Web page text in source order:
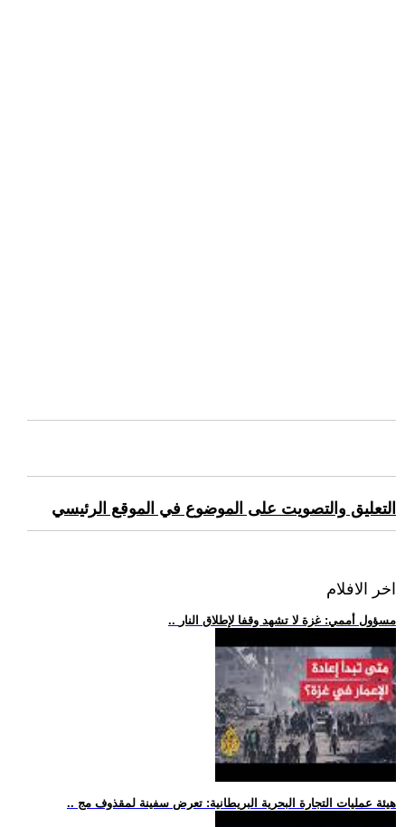
التعليق والتصويت على الموضوع في الموقع الرئيسي
اخر الافلام
.. مسؤول أممي: غزة لا تشهد وقفا لإطلاق النار
.. هيئة عمليات التجارة البحرية البريطانية: تعرض سفينة لمقذوف مج